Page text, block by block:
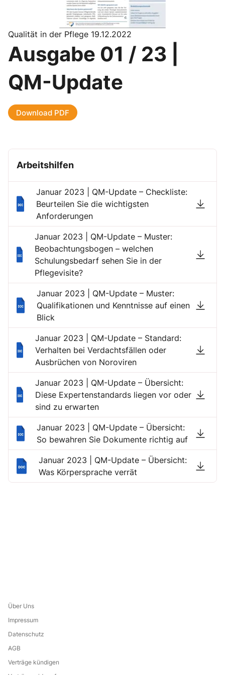
Qualität in der Pflege 19.12.2022
Ausgabe 01 / 23 |
QM-Update
Download PDF
Arbeitshilfen
Januar 2023 | QM-Update – Checkliste:
Beurteilen Sie die wichtigsten
Anforderungen
Januar 2023 | QM-Update – Muster:
Beobachtungsbogen – welchen
Schulungsbedarf sehen Sie in der
Pflegevisite?
Januar 2023 | QM-Update – Muster:
Qualifikationen und Kenntnisse auf einen
Blick
Januar 2023 | QM-Update – Standard:
Verhalten bei Verdachtsfällen oder
Ausbrüchen von Noroviren
Januar 2023 | QM-Update – Übersicht:
Diese Expertenstandards liegen vor oder
sind zu erwarten
Januar 2023 | QM-Update – Übersicht:
So bewahren Sie Dokumente richtig auf
Januar 2023 | QM-Update – Übersicht:
Was Körpersprache verrät
Über Uns
Impressum
Datenschutz
AGB
Verträge kündigen